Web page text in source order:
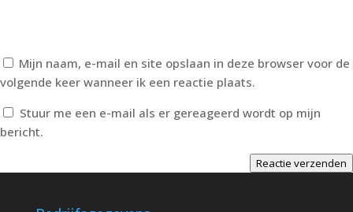
Mijn naam, e-mail en site opslaan in deze browser voor de
volgende keer wanneer ik een reactie plaats.
Stuur me een e-mail als er gereageerd wordt op mijn
bericht.
Reactie verzenden